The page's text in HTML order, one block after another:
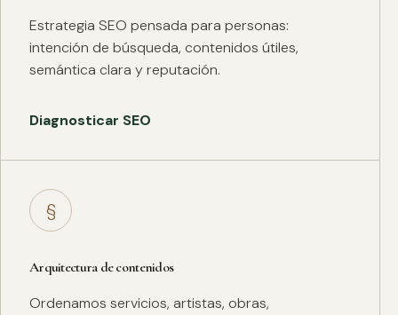
Estrategia SEO pensada para personas:
intención de búsqueda, contenidos útiles,
semántica clara y reputación.
Diagnosticar SEO
§
Arquitectura de contenidos
Ordenamos servicios, artistas, obras,